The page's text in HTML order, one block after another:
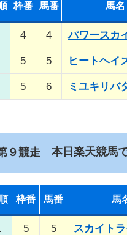
枠番 馬番 馬名
4 4 パワースカ
5 5 ヒートヘイ
5 6 ミユキリバ
９競走 本日楽天競馬
枠番 馬番 馬
5 5 スカイト